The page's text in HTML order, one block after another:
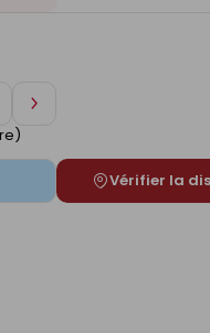
Augmenter
Vérifier la